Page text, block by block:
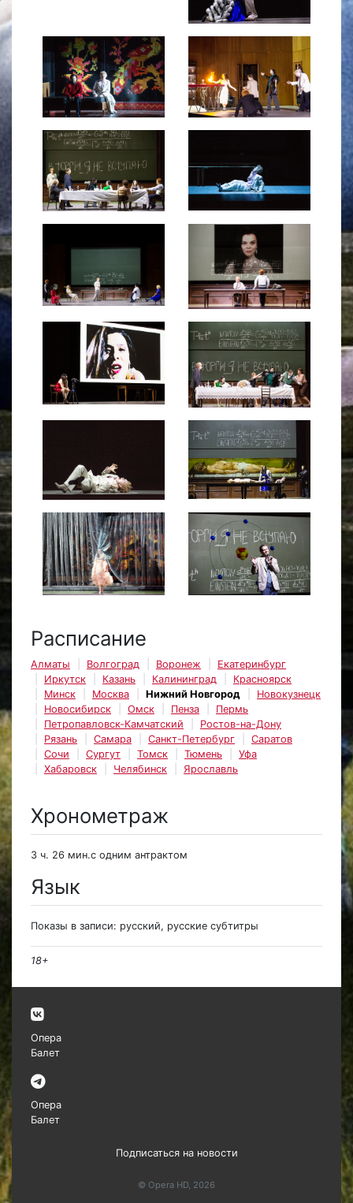
Расписание
Алматы Волгоград Воронеж
Екатеринбург
Иркутск
Казань Калининград
Красноярск
Минск
Москва Нижний Новгород
Новокузнецк
Новосибирск
Омск Пенза
Пермь
Петропавловск-Камчатский
Ростов-на-Дону
Рязань
Самара Санкт-Петербург
Саратов
Сочи
Сургут Томск Тюмень
Уфа
Хабаровск
Челябинск Ярославль
Хронометраж
3 ч. 26 мин.с одним антрактом
Язык
Показы в записи: русский, русские субтитры
18+
Опера
Балет
Опера
Балет
Подписаться на новости
© Opera HD, 2026